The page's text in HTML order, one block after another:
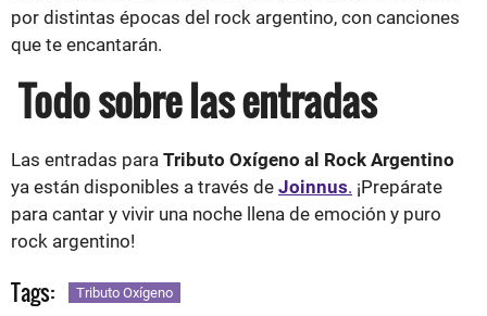
por distintas épocas del rock argentino, con canciones
que te encantarán.
Todo sobre las entradas
Las entradas para Tributo Oxígeno al Rock Argentino
ya están disponibles a través de Joinnus. ¡Prepárate
para cantar y vivir una noche llena de emoción y puro
rock argentino!
Tags: Tributo Oxígeno